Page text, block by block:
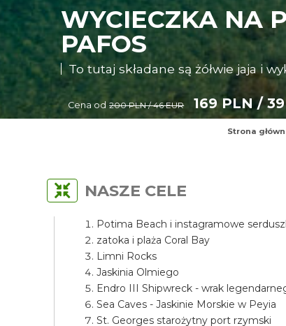
WYCIECZKA NA
PAFOS
To tutaj składane są żółwie jaja i
Cena od 200 PLN / 46 EUR 169 PLN /
Strona
NASZE CELE
Potima Beach i instagramowe
zatoka i plaża Coral Bay
Limni Rocks
Jaskinia Olmiego
Endro III Shipwreck - wrak
Sea Caves - Jaskinie Morskie w Peyia
St. Georges starożytny port rzymski